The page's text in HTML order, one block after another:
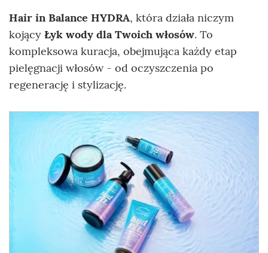
Hair in Balance HYDRA, która działa niczym
kojący Łyk wody dla Twoich włosów. To
kompleksowa kuracja, obejmująca każdy etap
pielęgnacji włosów - od oczyszczenia po
regenerację i stylizację.